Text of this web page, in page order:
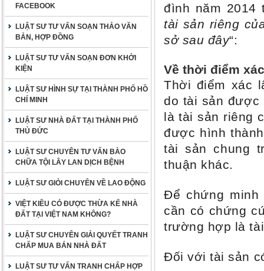
FACEBOOK
LUẬT SƯ TƯ VẤN SOẠN THẢO VĂN
BẢN, HỢP ĐỒNG
LUẬT SƯ TƯ VẤN SOẠN ĐƠN KHỞI
KIỆN
LUẬT SƯ HÌNH SỰ TẠI THÀNH PHỐ HỒ
CHÍ MINH
LUẬT SƯ NHÀ ĐẤT TẠI THÀNH PHỐ
THỦ ĐỨC
LUẬT SƯ CHUYÊN TƯ VẤN BÀO
CHỮA TỘI LÂY LAN DỊCH BỆNH
LUẬT SƯ GIỎI CHUYÊN VỀ LAO ĐỘNG
VIỆT KIỀU CÓ ĐƯỢC THỪA KẾ NHÀ
ĐẤT TẠI VIỆT NAM KHÔNG?
LUẬT SƯ CHUYÊN GIẢI QUYẾT TRANH
CHẤP MUA BÁN NHÀ ĐẤT
LUẬT SƯ TƯ VẤN TRANH CHẤP HỢP
đình năm 2014
tài sản riêng
sở sau đây“:
Về thời điểm
Thời điểm xác
do tài sản được
là tài sản riêng
được hình
tài sản chung
thuận khác.
Để chứng
cần có chứng
trường hợp là
Đối với tài sản